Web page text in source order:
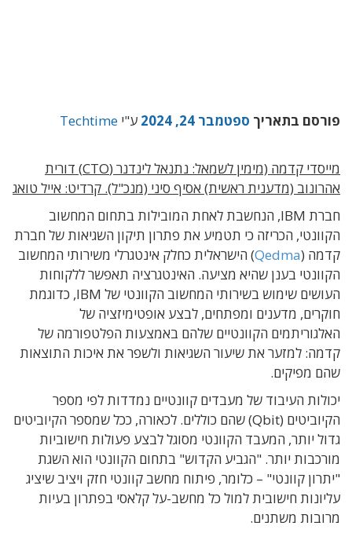
פורסם בתאריך ספטמבר 24, 2024 ע"י Techtime
מייסדי קדמה (מימין לשמאל: נתנאל לינדנר (CTO) דורית
אהרונוב (מדענית ראשית) אסיף סיני (מנכ"ל). קרדיט: אייל טואג
חברת IBM, הנחשבת לאחת המובילות בתחום המחשוב
הקוונטי, הכריזה כי תטמיע את פתרון תיקון השגיאות של חברת
קדמה (Qedma) הישראלית כחלק אינטגרלי משירותי המחשוב
הקוונטי בענן שהיא מציעה. האינטגרציה תאפשר ללקוחות
העושים שימוש בשירותי המחשוב הקוונטי של IBM, כדוגמת
חוקרים, מדענים ומפתחים, לבצע אופטימיזציה של
האלגוריתמים הקוונטיים שלהם באמצעות הפלטפורמה של
קדמה: למזער את שיעור השגיאות ולשפר את איכות התוצאות
שהם מפיקים.
יכולות העיבוד של מעבדים קוונטיים נמדדות לפי מספר
הקיוביטים (Qbit) שהם כוללים. לכאורה, ככל שמספר הקיוביטים
גדול יותר, המעבד הקוונטי מסוגל לבצע פעולות חישוביות
מורכבות יותר. "הגביע הקדוש" בתחום הקוונטי הוא השגת
"יתרון קוונטי" – כלומר, פיתוח מחשב קוונטי חזק ויציב שיציג
עליונות חישובית למול כל מחשב-על קלאסי בפתרון בעיות
מרובות משתנים.